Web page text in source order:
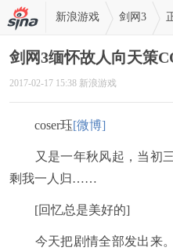
新浪游戏 剑网3
剑网3缅怀故人向天策
2017-02-17 15:38 新浪游戏
coser珏[微博]
又是一年秋风起，当初
剩我一人归……
[回忆总是美好的]
今天把剧情全部发出来